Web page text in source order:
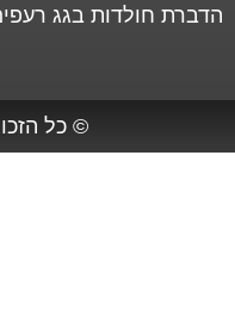
הדברת חולדות בגג
© כל